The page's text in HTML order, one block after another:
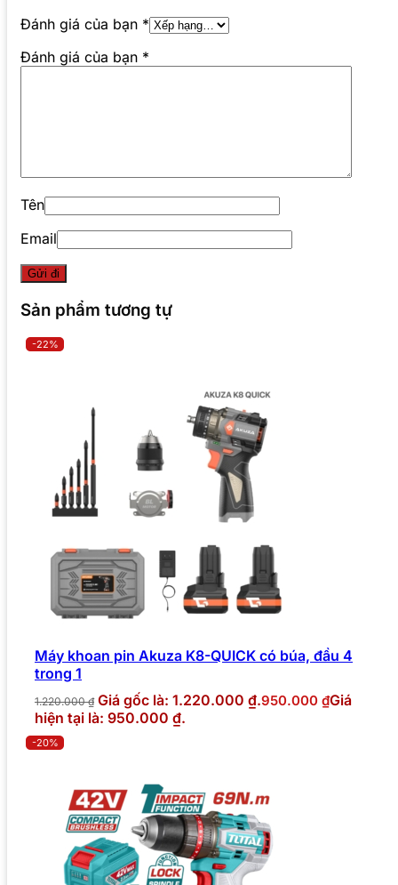
Đánh giá của bạn *
Đánh giá của bạn *
Tên
Email
Sản phẩm tương tự
-22%
Máy khoan pin Akuza K8-QUICK có búa, đầu 4
trong 1
1.220.000₫ Giá gốc là: 1.220.000 ₫.950.000 ₫Giá
hiện tại là: 950.000 ₫.
-20%